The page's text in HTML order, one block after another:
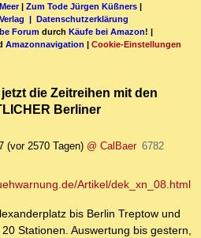
| Zum Tode Jürgen Küßners |
| Datenschutzerklärung
Forum durch Käufe bei Amazon! |
Amazonnavigation | Cookie-Einstellungen
die Zeitreihen mit den
Berliner
(vor 2570 Tagen) @ CalBaer 6782
Artikel/dek_xn_08.html
bis Berlin Treptow und
Stationen. Auswertung bis gestern,